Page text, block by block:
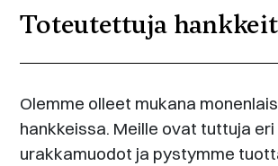
Toteutettuja
Olemme olleet mukana
hankkeissa. Meille ovat tuttuja eri
urakkamuodot ja pystymme